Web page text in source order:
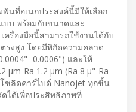
นที่อเนกประสงค์นี้มีให้เลือก
บบ พร้อมกับขนาดและ
ครื่องมือนี้สามารถใช้งานได้กับ
รงสูง โดยมีพิกัดความคลาด
0.0006") และให้
µm-Ra 1.2 µm (Ra 8 µ"-Ra
ซลิดคาร์ไบด์ Nanojet ทุกชิ้น
ได้เพื่อประสิทธิภาพที่